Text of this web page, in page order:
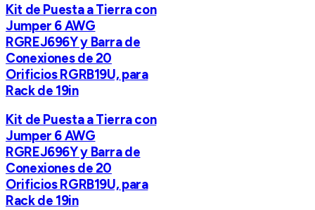
Kit de Puesta a Tierra con
Jumper 6 AWG
RGREJ696Y y Barra de
Conexiones de 20
Orificios RGRB19U, para
Rack de 19in
Kit de Puesta a Tierra con
Jumper 6 AWG
RGREJ696Y y Barra de
Conexiones de 20
Orificios RGRB19U, para
Rack de 19in